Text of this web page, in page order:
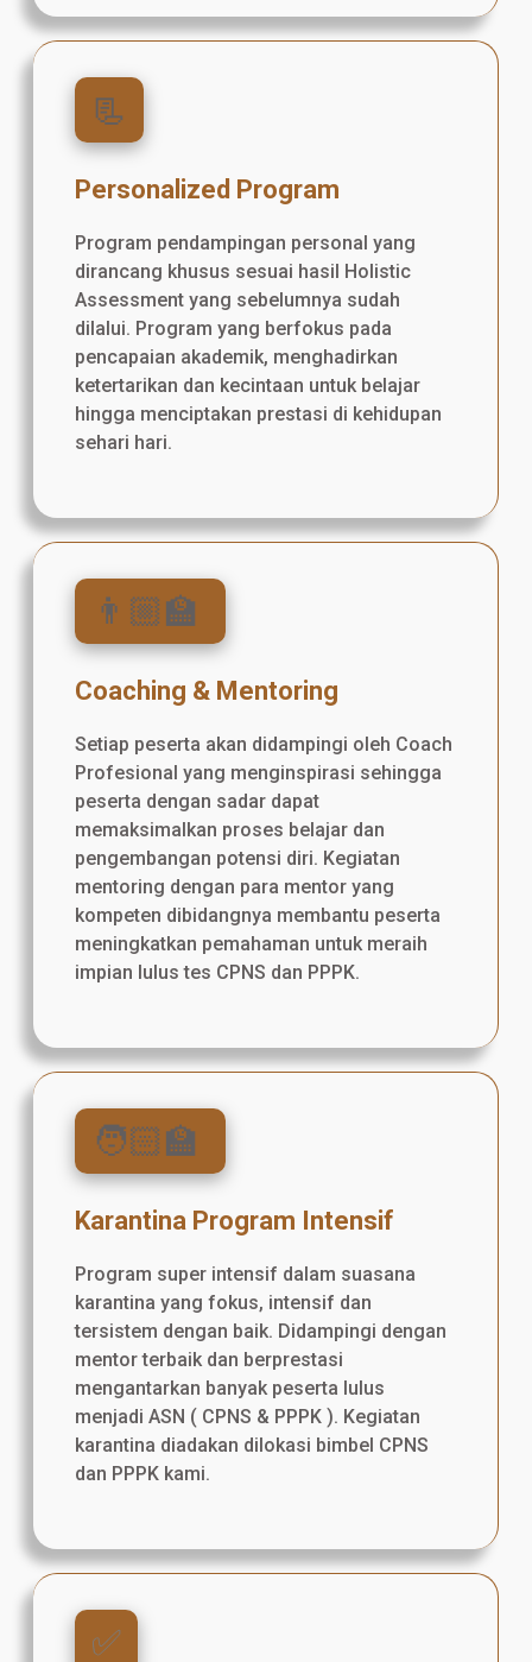
📃
Personalized Program
Program pendampingan personal yang
dirancang khusus sesuai hasil Holistic
Assessment yang sebelumnya sudah
dilalui. Program yang berfokus pada
pencapaian akademik, menghadirkan
ketertarikan dan kecintaan untuk belajar
hingga menciptakan prestasi di kehidupan
sehari hari.
👨🏼‍🏫
Coaching & Mentoring
Setiap peserta akan didampingi oleh Coach
Profesional yang menginspirasi sehingga
peserta dengan sadar dapat
memaksimalkan proses belajar dan
pengembangan potensi diri. Kegiatan
mentoring dengan para mentor yang
kompeten dibidangnya membantu peserta
meningkatkan pemahaman untuk meraih
impian lulus tes CPNS dan PPPK.
🧑🏻‍🏫
Karantina Program Intensif
Program super intensif dalam suasana
karantina yang fokus, intensif dan
tersistem dengan baik. Didampingi dengan
mentor terbaik dan berprestasi
mengantarkan banyak peserta lulus
menjadi ASN ( CPNS & PPPK ). Kegiatan
karantina diadakan dilokasi bimbel CPNS
dan PPPK kami.
✅️